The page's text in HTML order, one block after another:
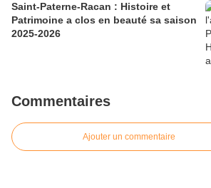
Saint-Paterne-Racan : Histoire et
Patrimoine a clos en beauté sa saison
2025-2026
Commentaires
Ajouter un commentaire